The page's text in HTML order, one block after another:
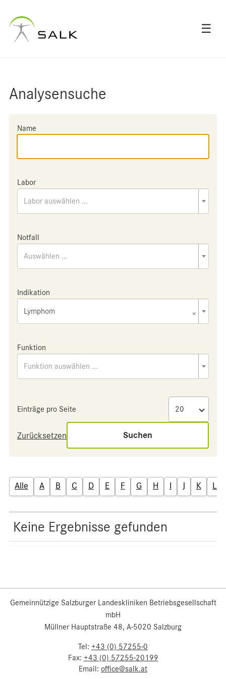
☰
Analysensuche
Name
Labor
Labor auswählen ...
Notfall
Auswählen ...
Indikation
×
Lymphom
Funktion
Funktion auswählen ...
Einträge pro Seite
Zurücksetzen Suchen
Alle A B C D E F G H I J K L
Keine Ergebnisse gefunden
Gemeinnützige Salzburger Landeskliniken Betriebsgesellschaft
mbH
Müllner Hauptstraße 48, A-5020 Salzburg
Tel: +43 (0) 57255-0
Fax: +43 (0) 57255-20199
Email: office@salk.at